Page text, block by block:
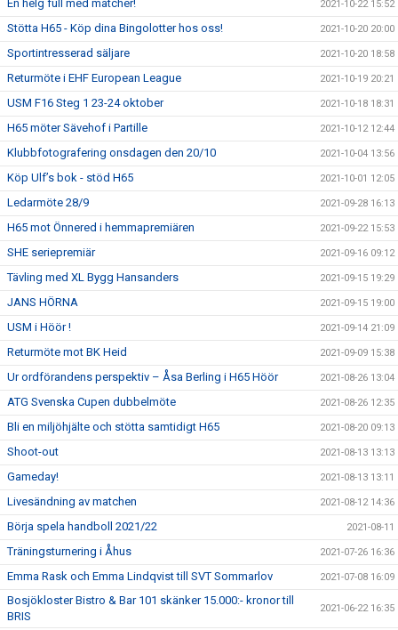
En helg full med matcher! 2021-10-22 15:52
Stötta H65 - Köp dina Bingolotter hos oss! 2021-10-20 20:00
Sportintresserad säljare 2021-10-20 18:58
Returmöte i EHF European League 2021-10-19 20:21
USM F16 Steg 1 23-24 oktober 2021-10-18 18:31
H65 möter Sävehof i Partille 2021-10-12 12:44
Klubbfotografering onsdagen den 20/10 2021-10-04 13:56
Köp Ulf’s bok - stöd H65 2021-10-01 12:05
Ledarmöte 28/9 2021-09-28 16:13
H65 mot Önnered i hemmapremiären 2021-09-22 15:53
SHE seriepremiär 2021-09-16 09:12
Tävling med XL Bygg Hansanders 2021-09-15 19:29
JANS HÖRNA 2021-09-15 19:00
USM i Höör ! 2021-09-14 21:09
Returmöte mot BK Heid 2021-09-09 15:38
Ur ordförandens perspektiv – Åsa Berling i H65 Höör 2021-08-26 13:04
ATG Svenska Cupen dubbelmöte 2021-08-26 12:35
Bli en miljöhjälte och stötta samtidigt H65 2021-08-20 09:13
Shoot-out 2021-08-13 13:13
Gameday! 2021-08-13 13:11
Livesändning av matchen 2021-08-12 14:36
Börja spela handboll 2021/22 2021-08-11
Träningsturnering i Åhus 2021-07-26 16:36
Emma Rask och Emma Lindqvist till SVT Sommarlov 2021-07-08 16:09
Bosjökloster Bistro & Bar 101 skänker 15.000:- kronor till
BRIS
2021-06-22 16:35